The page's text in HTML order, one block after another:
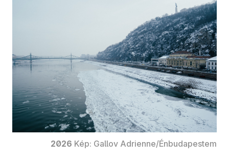
2026 Kép: Gallov Adrienne/Énbudapestem